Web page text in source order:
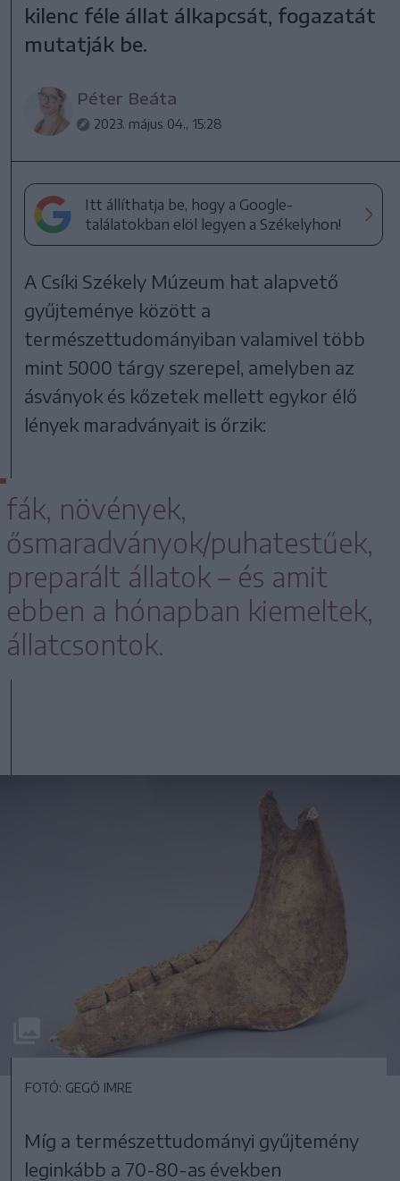
kilenc féle állat álkapcsát, fogazatát
mutatják be.
Péter Beáta
2023. május 04., 15:28
Itt állíthatja be, hogy a Google-
találatokban elöl legyen a Székelyhon!
A Csíki Székely Múzeum hat alapvető
gyűjteménye között a
természettudományiban valamivel több
mint 5000 tárgy szerepel, amelyben az
ásványok és kőzetek mellett egykor élő
lények maradványait is őrzik:
fák, növények,
ősmaradványok/puhatestűek,
preparált állatok – és amit
ebben a hónapban kiemeltek,
állatcsontok.
FOTÓ: GEGŐ IMRE
Míg a természettudományi gyűjtemény
leginkább a 70-80-as években